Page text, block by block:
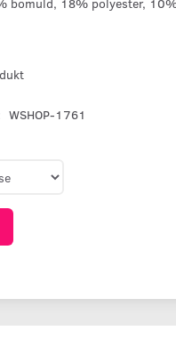
WSHOP-1761